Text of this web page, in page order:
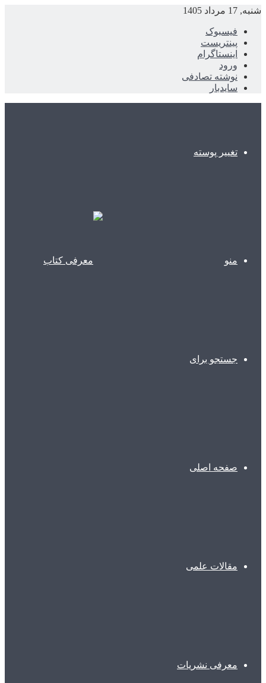
شنبه, 17 مرداد 1405
فیسبوک
پینتریست
اینستاگرام
ورود
نوشته تصادفی
سایدبار
تغییر پوسته
منو
جستجو برای
صفحه اصلی
مقالات علمی
معرفی نشریات